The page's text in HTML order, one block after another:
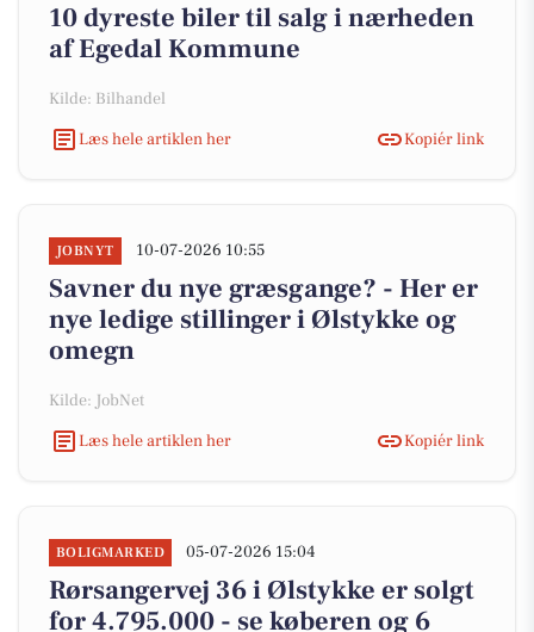
10 dyreste biler til salg i nærheden
af Egedal Kommune
Kilde: Bilhandel
Læs hele artiklen her
Kopiér link
JOBNYT 10-07-2026 10:55
Savner du nye græsgange? - Her er
nye ledige stillinger i Ølstykke og
omegn
Kilde: JobNet
Læs hele artiklen her
Kopiér link
BOLIGMARKED 05-07-2026 15:04
Rørsangervej 36 i Ølstykke er solgt
for 4.795.000 - se køberen og 6